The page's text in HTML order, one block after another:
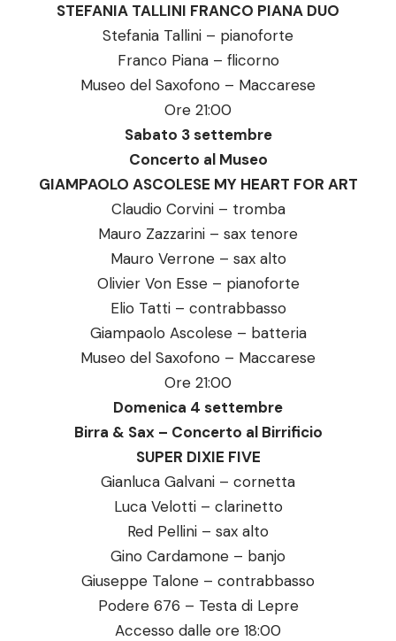
STEFANIA TALLINI FRANCO PIANA DUO
Stefania Tallini – pianoforte
Franco Piana – flicorno
Museo del Saxofono – Maccarese
Ore 21:00
Sabato 3 settembre
Concerto al Museo
GIAMPAOLO ASCOLESE MY HEART FOR ART
Claudio Corvini – tromba
Mauro Zazzarini – sax tenore
Mauro Verrone – sax alto
Olivier Von Esse – pianoforte
Elio Tatti – contrabbasso
Giampaolo Ascolese – batteria
Museo del Saxofono – Maccarese
Ore 21:00
Domenica 4 settembre
Birra & Sax – Concerto al Birrificio
SUPER DIXIE FIVE
Gianluca Galvani – cornetta
Luca Velotti – clarinetto
Red Pellini – sax alto
Gino Cardamone – banjo
Giuseppe Talone – contrabbasso
Podere 676 – Testa di Lepre
Accesso dalle ore 18:00